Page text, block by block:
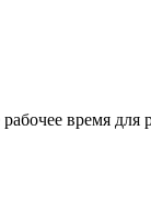
время для